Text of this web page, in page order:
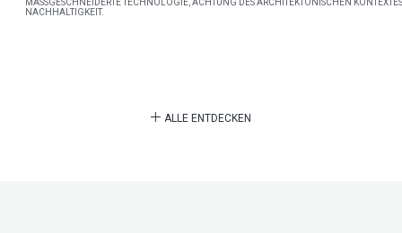
NACHHALTIGKEIT.
ALLE ENTDECKEN